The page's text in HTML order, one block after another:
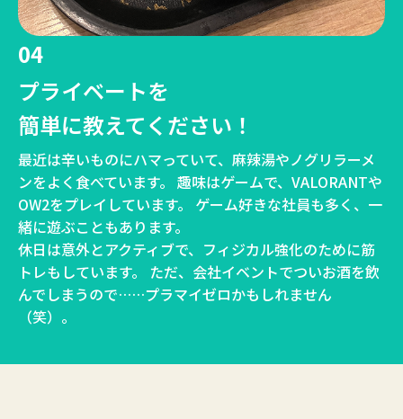
04
プライベートを
簡単に教えてください！
最近は辛いものにハマっていて、麻辣湯やノグリラーメ
ンをよく食べています。 趣味はゲームで、VALORANTや
OW2をプレイしています。 ゲーム好きな社員も多く、一
緒に遊ぶこともあります。
休日は意外とアクティブで、フィジカル強化のために筋
トレもしています。 ただ、会社イベントでついお酒を飲
んでしまうので……プラマイゼロかもしれません
（笑）。